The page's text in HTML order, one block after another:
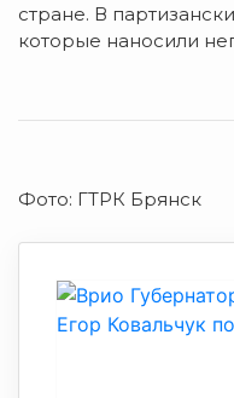
стране. В
которые наносили
Фото: ГТРК Брянск